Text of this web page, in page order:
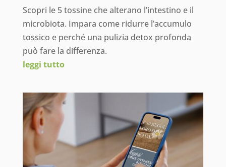
Scopri le 5 tossine che alterano l’intestino e il
microbiota. Impara come ridurre l’accumulo
tossico e perché una pulizia detox profonda
può fare la differenza.
leggi tutto